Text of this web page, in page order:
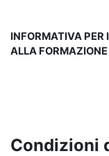
INFORMATIVA PER
ALLA
Condizioni